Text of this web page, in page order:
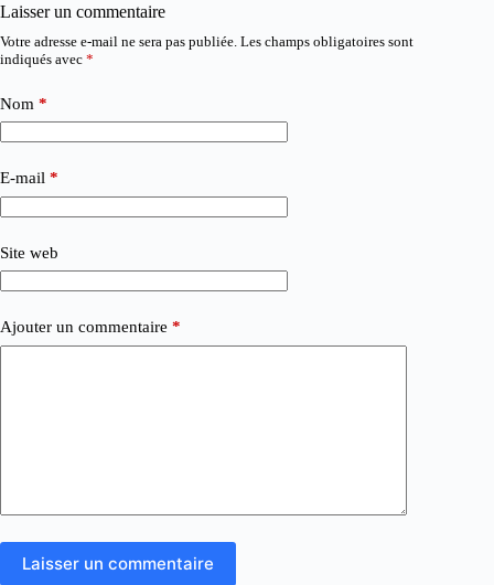
Laisser un commentaire
Votre adresse e-mail ne sera pas publiée. Les champs obligatoires sont
indiqués avec *
Nom *
E-mail *
Site web
Ajouter un commentaire *
Laisser un commentaire